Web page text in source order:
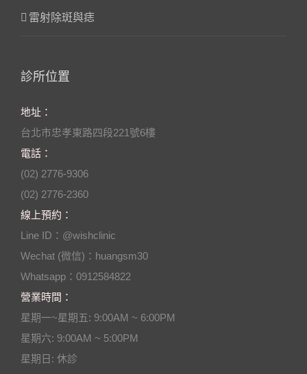
雷射除斑與痣
診所位置
地址：
台北市忠孝東路四段221號6樓
電話：
(02) 2776-9306
(02) 2776-2360
線上預約：
Line ID：@wishclinic
Wechat (微信)：huangsm30
Whatsapp：0912584822
營業時間：
星期一~星期五: 9:00AM ~ 6:00PM
星期六: 9:00AM ~ 5:00PM
星期日: 休診